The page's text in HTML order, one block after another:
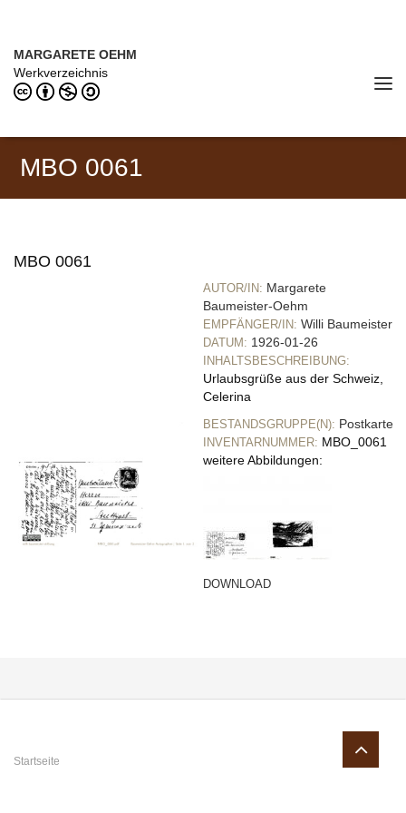
MARGARETE OEHM
Werkverzeichnis
MBO 0061
MBO 0061
AUTOR/IN: Margarete
Baumeister-Oehm
EMPFÄNGER/IN: Willi Baumeister
DATUM: 1926-01-26
INHALTSBESCHREIBUNG:
Urlaubsgrüße aus der Schweiz,
Celerina
BESTANDSGRUPPE(N): Postkarte
INVENTARNUMMER: MBO_0061
weitere Abbildungen:
DOWNLOAD
Sie sind hier
Startseite